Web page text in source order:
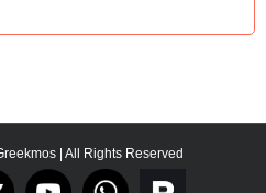
| All Rights Reserved
rutube